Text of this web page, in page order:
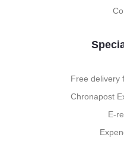
Free delivery
Chronapost
E-